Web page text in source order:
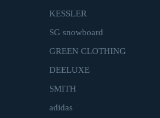
KESSLER
SG snowboard
GREEN CLOTHING
DEELUXE
SMITH
adidas